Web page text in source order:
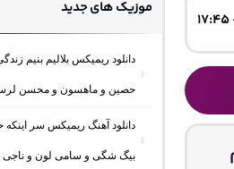
موزیک های جدید
دانلود ریمیکس بلالیم بنیم
حصین و ماهسون و محسن
دانلود آهنگ ریمیکس سر
بیگ شگی و سامی لون و